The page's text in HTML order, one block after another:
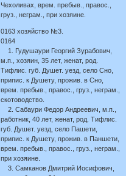
Чехоливах, врем. пребыв., правос.,
груз., неграм., при хозяине.
0163 хозяйство №3.
0164
1. Гудушаури Георгий Зурабович,
м.п., хозяин, 35 лет, женат, род.
Тифлис. губ. Душет. уезд, село Сно,
припис. к Душету, прожив. в Сно,
врем. пребыв., правос., груз., неграм.,
скотоводство.
2. Сабаури Федор Андреевич, м.п.,
работник, 40 лет, женат, род. Тифлис.
губ. Душет. уезд, село Пашети,
припис. к Душету, прожив. в Паншети,
врем. пребыв., правос., груз., неграм.,
при хозяине.
3. Самканов Дмитрий Иосифович,